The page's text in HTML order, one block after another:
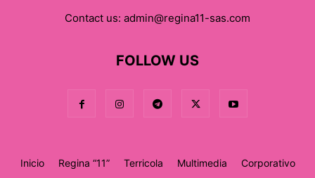
Contact us: admin@regina11-sas.com
FOLLOW US
Inicio Regina “11” Terricola Multimedia Corporativo